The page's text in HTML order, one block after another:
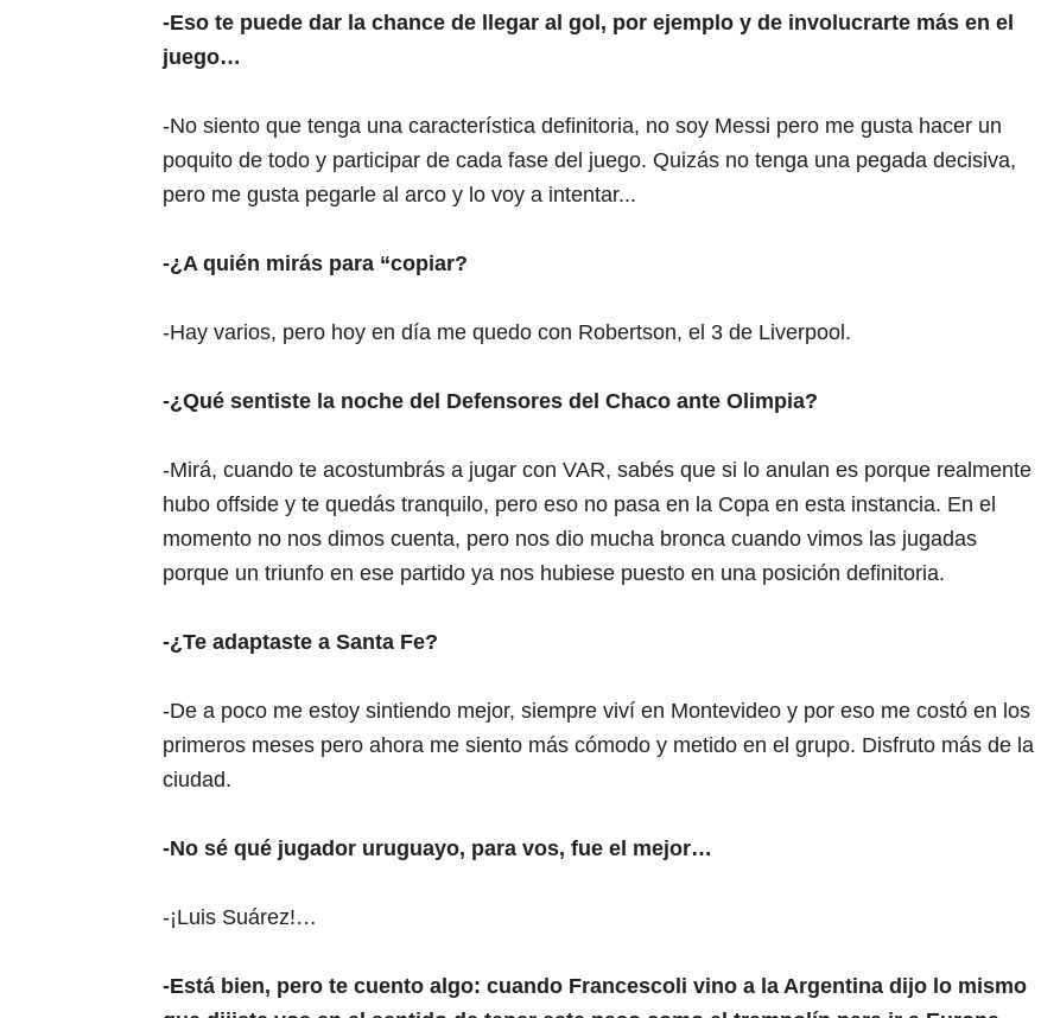
-Eso te puede dar la chance de llegar al gol, por ejemplo y de involucrarte más en el
juego…
-No siento que tenga una característica definitoria, no soy Messi pero me gusta hacer un
poquito de todo y participar de cada fase del juego. Quizás no tenga una pegada decisiva,
pero me gusta pegarle al arco y lo voy a intentar...
-¿A quién mirás para “copiar?
-Hay varios, pero hoy en día me quedo con Robertson, el 3 de Liverpool.
-¿Qué sentiste la noche del Defensores del Chaco ante Olimpia?
-Mirá, cuando te acostumbrás a jugar con VAR, sabés que si lo anulan es porque realmente
hubo offside y te quedás tranquilo, pero eso no pasa en la Copa en esta instancia. En el
momento no nos dimos cuenta, pero nos dio mucha bronca cuando vimos las jugadas
porque un triunfo en ese partido ya nos hubiese puesto en una posición definitoria.
-¿Te adaptaste a Santa Fe?
-De a poco me estoy sintiendo mejor, siempre viví en Montevideo y por eso me costó en los
primeros meses pero ahora me siento más cómodo y metido en el grupo. Disfruto más de la
ciudad.
-No sé qué jugador uruguayo, para vos, fue el mejor…
-¡Luis Suárez!…
-Está bien, pero te cuento algo: cuando Francescoli vino a la Argentina dijo lo mismo